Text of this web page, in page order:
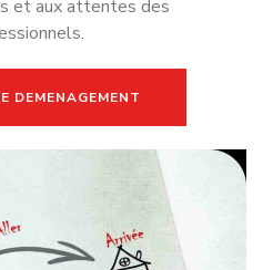
et aux attentes des
DEMENAGEMENT